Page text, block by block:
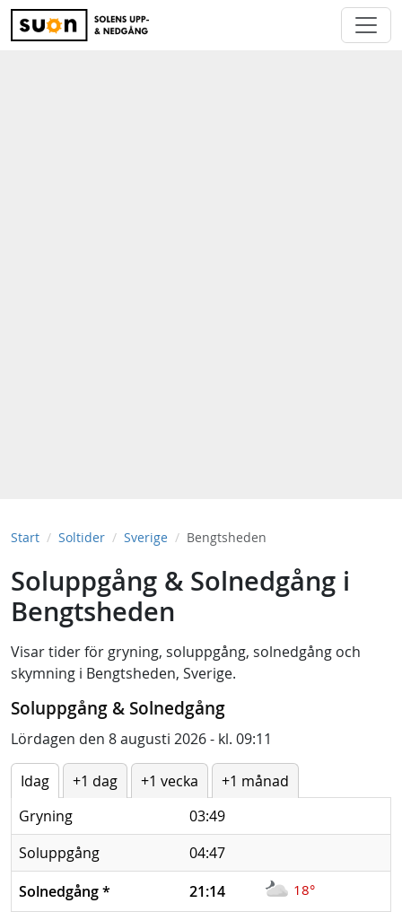
Start Soltider Sverige Bengtsheden
Soluppgång & Solnedgång i
Bengtsheden
Visar tider för gryning, soluppgång, solnedgång och
skymning i Bengtsheden, Sverige.
Soluppgång & Solnedgång
Lördagen den 8 augusti 2026 - kl. 09:11
Idag +1 dag +1 vecka
+1 månad
Gryning
03:49
Soluppgång
04:47
Solnedgång* 21:14 18°